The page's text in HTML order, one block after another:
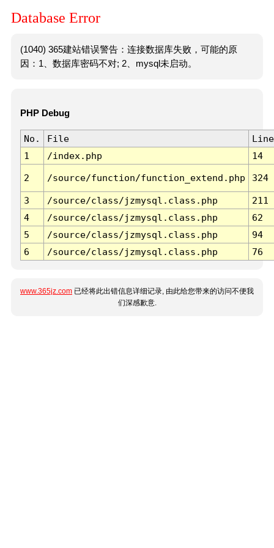
Database Error
(1040) 365建站错误警告：连接数据库失败，可能的原
因：1、数据库密码不对; 2、mysql未启动。
PHP Debug
No. File
Line
1
/index.php 14
2 /source/function/function_extend.php 324
3 /source/class/jzmysql.class.php
211
4
/source/class/jzmysql.class.php
62
5
/source/class/jzmysql.class.php
94
6
/source/class/jzmysql.class.php 76
www.365jz.com 已经将此出错信息详细记录, 由此给您带来的访问不便我
们深感歉意.